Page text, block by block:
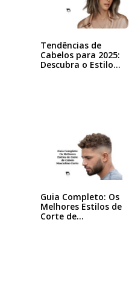
Tendências de
Cabelos para 2025:
Descubra o Estilo…
Guia Completo: Os
Melhores Estilos de
Corte de…